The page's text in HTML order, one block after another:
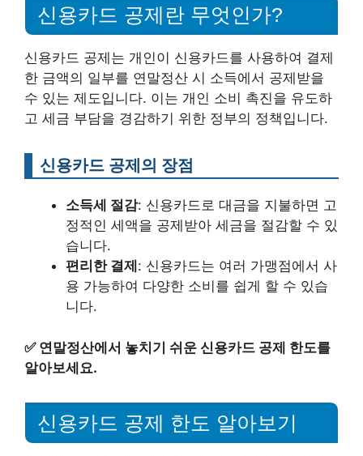
신용카드 공제란 무엇인가?
신용카드 공제는 개인이 신용카드를 사용하여 결제
한 금액의 일부를 연말정산 시 소득에서 공제받을
수 있는 제도입니다. 이는 개인 소비 촉진을 유도하
고 세금 부담을 경감하기 위한 정부의 정책입니다.
신용카드 공제의 장점
소득세 절감: 신용카드로 대금을 지불하면 고
정적인 세액을 공제받아 세금을 절감할 수 있
습니다.
편리한 결제 : 신용카드는 여러 가맹점에서 사
용 가능하여 다양한 소비를 쉽게 할 수 있습
니다.
✅ 연말정산에서 놓치기 쉬운 신용카드 공제 한도를
알아보세요.
신용카드 공제 한도 알아보기